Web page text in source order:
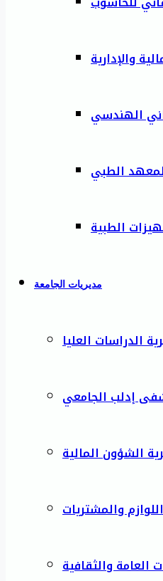
والإدارية
الهندسي
الطبي
الطبية
مديريات الجامعة
الدراسات العليا
إدلب الجامعي
الشؤون المالية
والمشتريات
العامة والثقافية